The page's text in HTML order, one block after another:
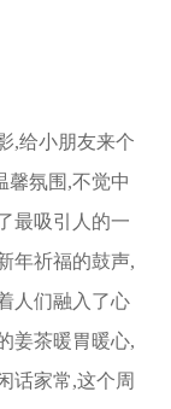
,给小朋友来个
氛围,不觉中
最吸引人的一
年祈福的鼓声,
人们融入了心
姜茶暖胃暖心,
话家常,这个周